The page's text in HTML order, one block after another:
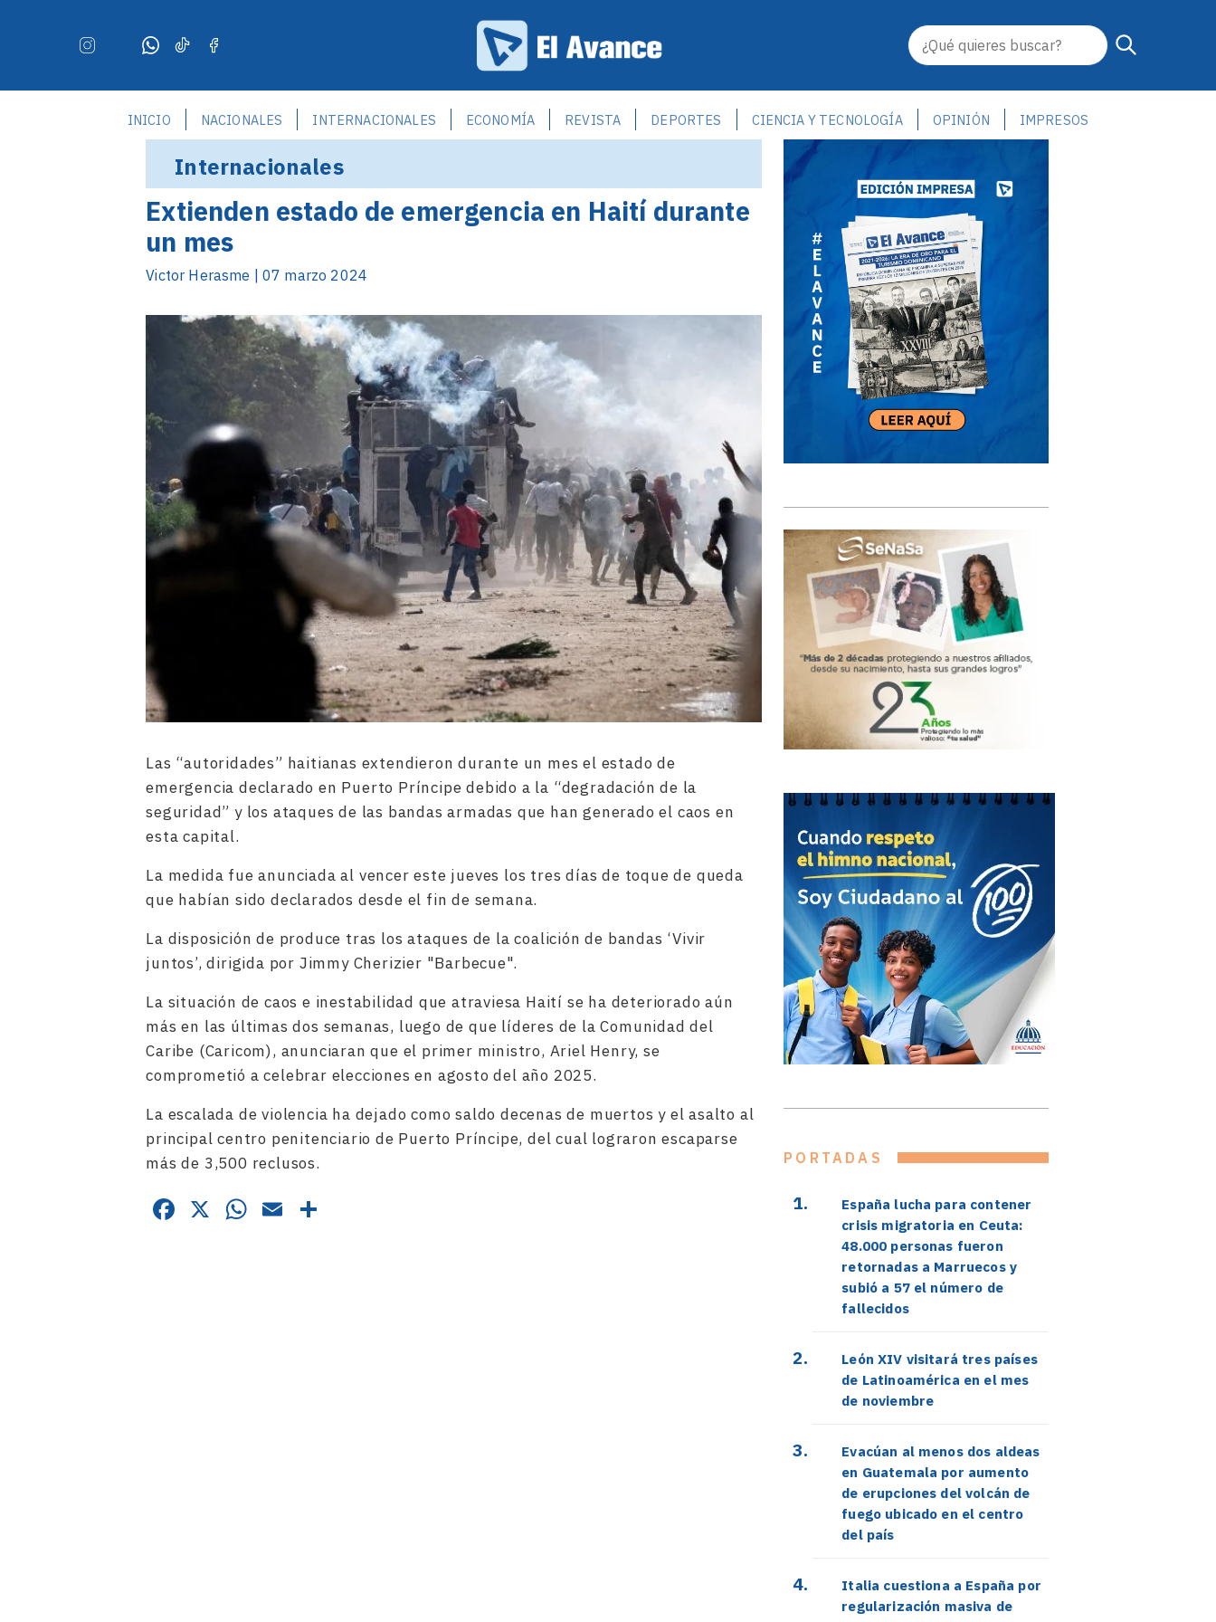
INICIO NACIONALES INTERNACIONALES ECONOMÍA REVISTA DEPORTES CIENCIA Y TECNOLOGÍA OPINIÓN IMPRESOS
Internacionales
Extienden estado de emergencia en Haití durante
un mes
Victor Herasme | 07 marzo 2024
Las “autoridades” haitianas extendieron durante un mes el estado de
emergencia declarado en Puerto Príncipe debido a la “degradación de la
seguridad” y los ataques de las bandas armadas que han generado el caos en
esta capital.
La medida fue anunciada al vencer este jueves los tres días de toque de queda
que habían sido declarados desde el fin de semana.
La disposición de produce tras los ataques de la coalición de bandas ‘Vivir
juntos’, dirigida por Jimmy Cherizier "Barbecue".
La situación de caos e inestabilidad que atraviesa Haití se ha deteriorado aún
más en las últimas dos semanas, luego de que líderes de la Comunidad del
Caribe (Caricom), anunciaran que el primer ministro, Ariel Henry, se
comprometió a celebrar elecciones en agosto del año 2025.
La escalada de violencia ha dejado como saldo decenas de muertos y el asalto al
principal centro penitenciario de Puerto Príncipe, del cual lograron escaparse
más de 3,500 reclusos.
Facebook
X WhatsApp
Email
PORTADAS
España lucha para contener
crisis migratoria en Ceuta:
48.000 personas fueron
retornadas a Marruecos y
subió a 57 el número de
fallecidos
León XIV visitará tres países
de Latinoamérica en el mes
de noviembre
Evacúan al menos dos aldeas
en Guatemala por aumento
de erupciones del volcán de
fuego ubicado en el centro
del país
Italia cuestiona a España por
regularización masiva de